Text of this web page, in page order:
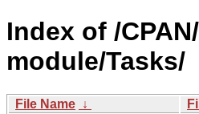
Index of /
module/Tasks/
File Name ↓